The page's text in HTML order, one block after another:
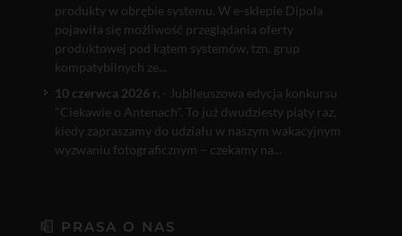
produkty w obrębie systemu. W e-sklepie Dipola
pojawiła się możliwość przeglądania oferty
produktowej pod kątem systemów, tzn. grup
kompatybilnych ze...
10 czerwca 2026 r. - Jubileuszowa edycja konkursu
"Ciekawie o Antenach". To już dwudziesty piąty raz,
kiedy zapraszamy do udziału w naszym wakacyjnym
wyzwaniu fotograficznym – czekamy na...
PRASA O NAS